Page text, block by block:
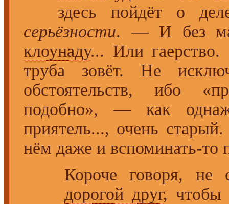
здесь пойдёт о
серьёзности. — И без
клоунаду... Или
труба зовёт. Не
обстоятельств, ибо
подобно», — как
приятель..., очень
нём даже и вспоминать-то
Короче говоря,
дорогой друг,